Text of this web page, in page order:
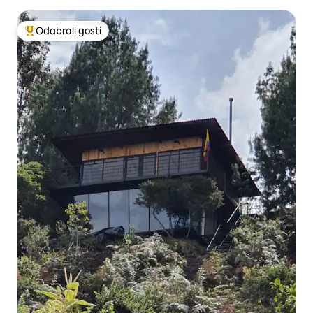
Među najviše rangiranima s oznakom „Odabrali gosti”
Odabrali gosti